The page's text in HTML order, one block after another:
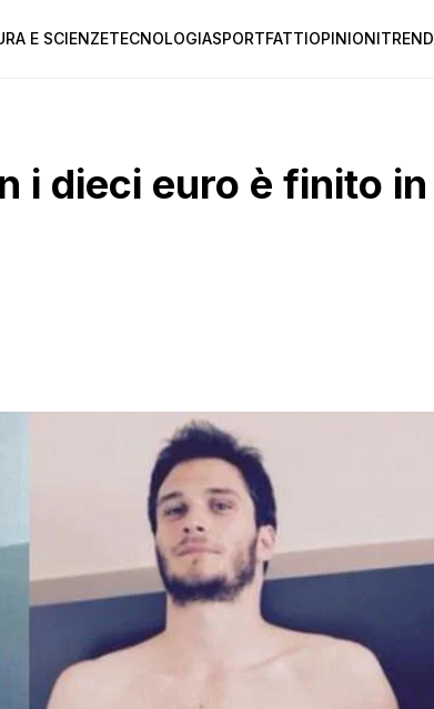
E SCIENZETECNOLOGIASPORTFATTIOPINIONITREND
i dieci euro è finito in